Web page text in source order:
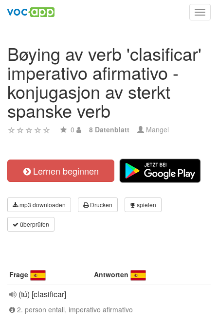
Bøying av verb 'clasificar'
imperativo afirmativo -
konjugasjon av sterkt
spanske verb
0 8 Datenblatt Mangel
Lernen beginnen
mp3 downloaden Drucken spielen
überprüfen
Frage Antworten
(tú) [clasificar]
2. person entall, imperativo afirmativo